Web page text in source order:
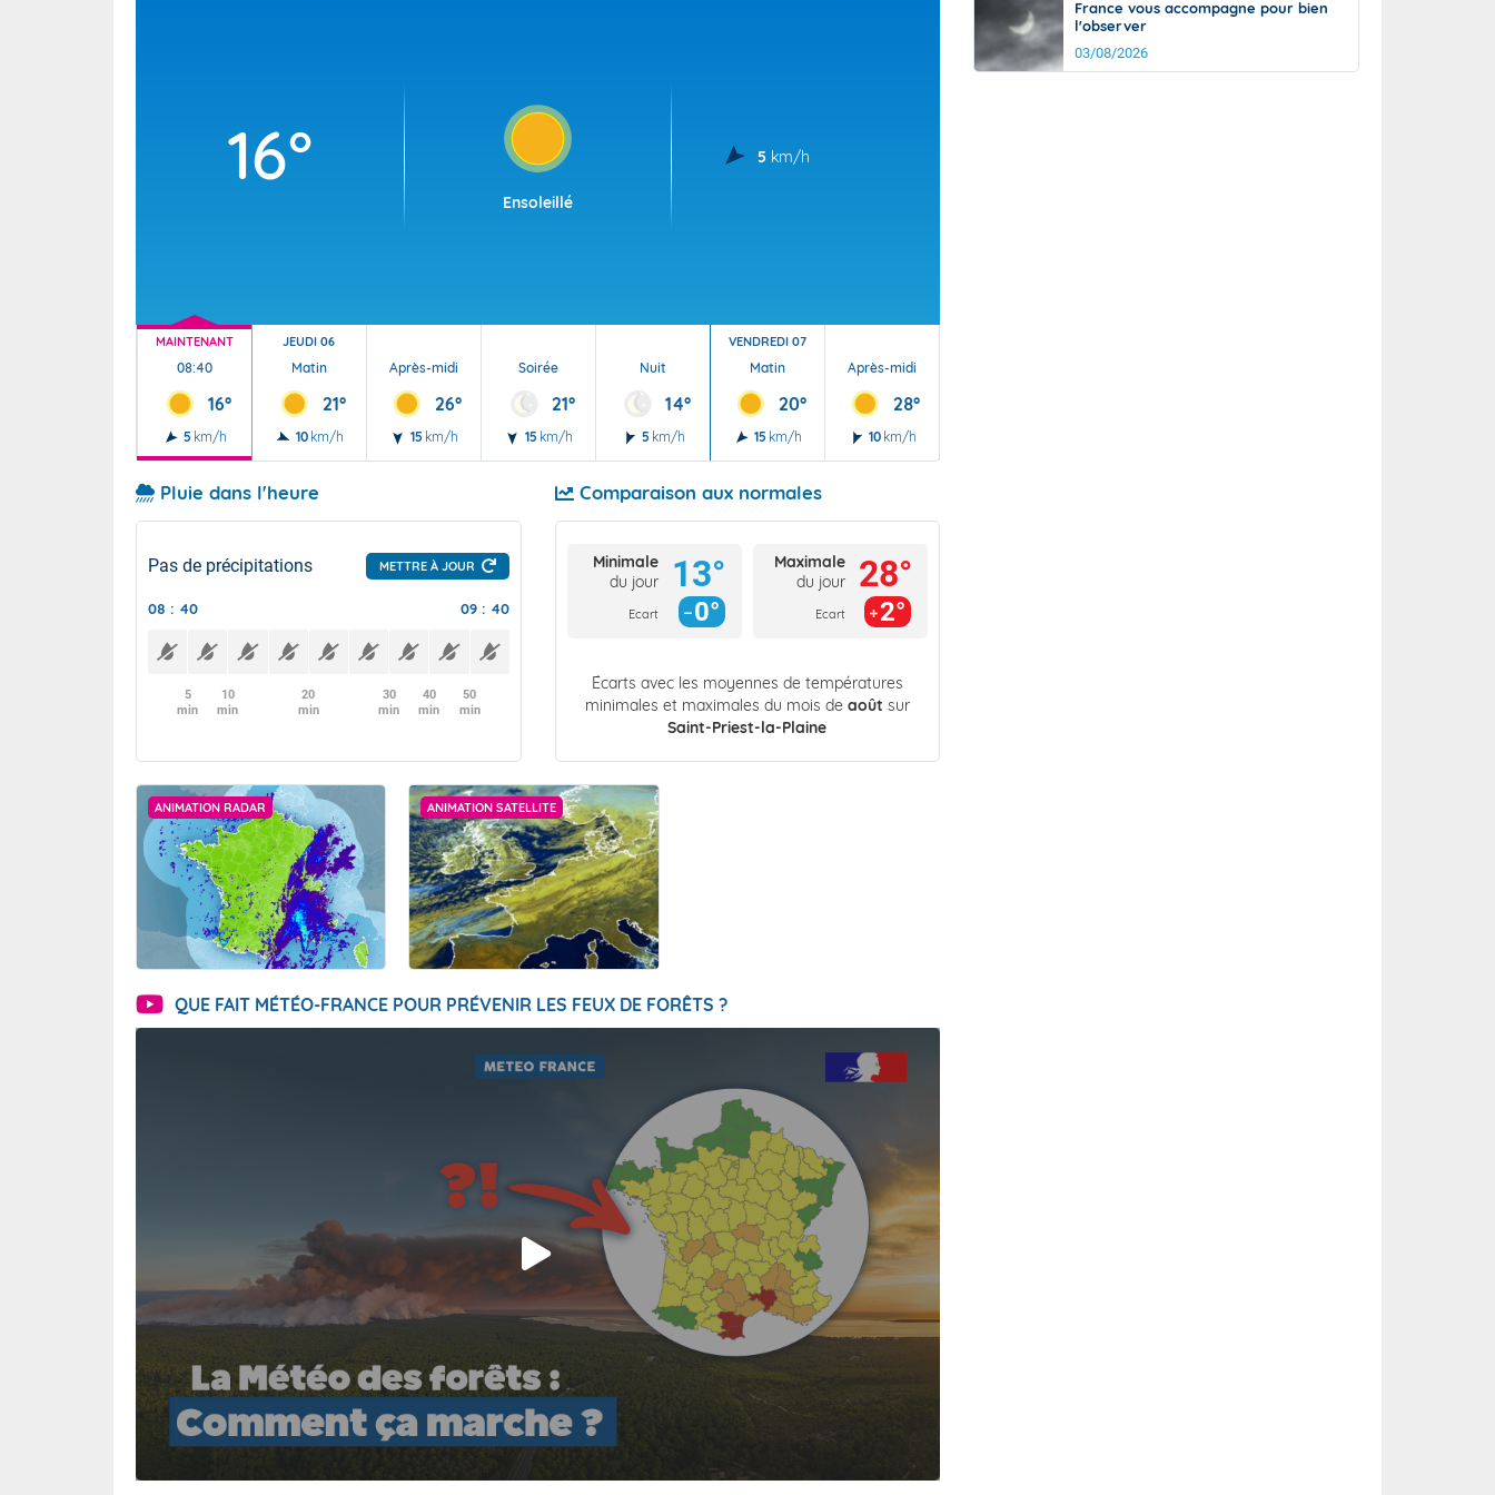
16°
Ensoleillé
5 km/h
MAINTENANT
08:40
16°
5 km/h
JEUDI 06
Matin
21°
10 km/h
Après-midi
26°
15 km/h
Soirée
21°
15 km/h
Nuit
14°
5 km/h
VENDREDI 07
Matin
20°
15 km/h
Après-midi
28°
10 km/h
Pluie dans l'heure
Pas de précipitations METTRE À JOUR
08 : 40 09 : 40
5
min
10
min
20
min
30
min
40
min
50
min
Comparaison aux normales
Minimale
du jour
Ecart
13°
0°
Maximale
du jour
Ecart
28°
2°
Écarts avec les moyennes de températures
minimales et maximales du mois de août sur
Saint-Priest-la-Plaine
ANIMATION RADAR ANIMATION SATELLITE
QUE FAIT MÉTÉO-FRANCE POUR PRÉVENIR LES FEUX DE FORÊTS ?
France vous accompagne pour bien
l'observer
03/08/2026